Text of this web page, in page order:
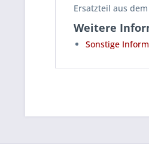
Ersatzteil aus
Weitere
Sonstige